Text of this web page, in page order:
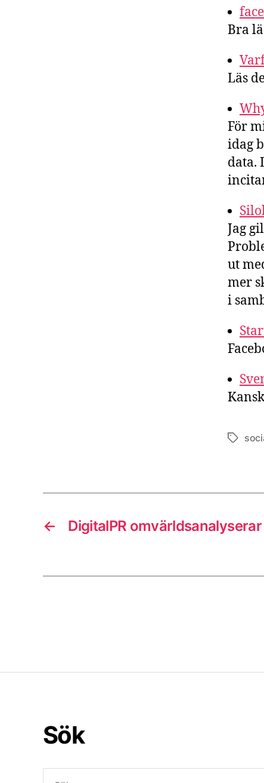
Bra
Läs
För
idag
data.
Jag
ut
mer
i
Etiketter
← DigitalPR
Sök